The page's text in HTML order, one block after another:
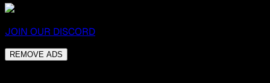
JOIN OUR DISCORD
REMOVE ADS